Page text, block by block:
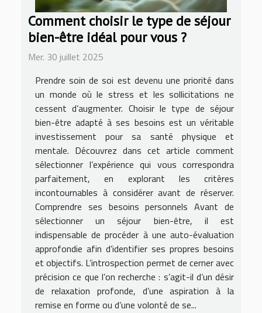
Comment choisir le type de séjour
bien-être idéal pour vous ?
Mer. 30 juillet 2025
Prendre soin de soi est devenu une priorité dans
un monde où le stress et les sollicitations ne
cessent d’augmenter. Choisir le type de séjour
bien-être adapté à ses besoins est un véritable
investissement pour sa santé physique et
mentale. Découvrez dans cet article comment
sélectionner l’expérience qui vous correspondra
parfaitement, en explorant les critères
incontournables à considérer avant de réserver.
Comprendre ses besoins personnels Avant de
sélectionner un séjour bien-être, il est
indispensable de procéder à une auto-évaluation
approfondie afin d’identifier ses propres besoins
et objectifs. L’introspection permet de cerner avec
précision ce que l’on recherche : s’agit-il d’un désir
de relaxation profonde, d’une aspiration à la
remise en forme ou d’une volonté de se...